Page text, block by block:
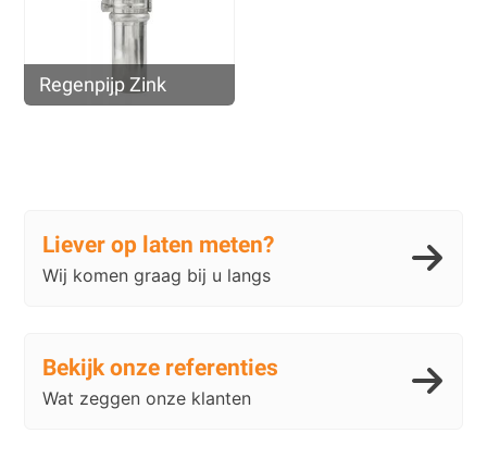
Regenpijp Zink
Liever op laten meten?
Wij komen graag bij u langs
Bekijk onze referenties
Wat zeggen onze klanten